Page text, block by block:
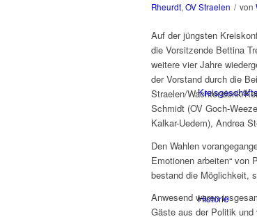
Historie
Rheurdt,OV Straelen / von
Auf der jüngsten
die Vorsitzende Bettina
weitere vier Jahre
der Vorstand durch die
Straelen/Wachtendonk/
Schmidt (OV Goch-
Kalkar-Uedem), Andrea
Den Wahlen
Emotionen arbeiten“ von
bestand die Möglichkeit,
Anwesend waren
Gäste aus der Politik und